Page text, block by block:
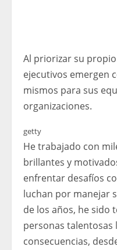
Al priorizar su
ejecutivos emergen
mismos para sus
organizaciones.
getty
He trabajado con
brillantes y
enfrentar desafíos
luchan por manejar
de los años, he sido
personas talentosas
consecuencias,